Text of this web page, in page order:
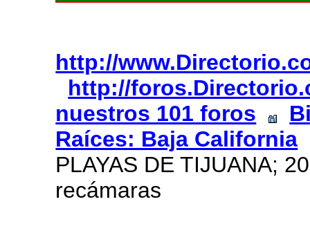
http://
http://
nuestros 101 foros
Raíces: Baja California
PLAYAS DE TIJUANA;
recámaras